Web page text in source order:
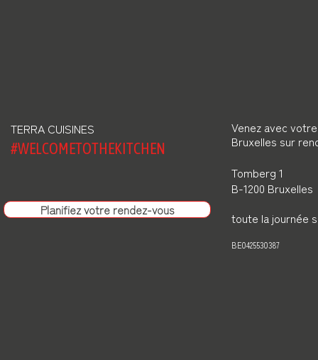
TERRA CUISINES
#WELCOMETOTHEKITCHEN
Planifiez votre rendez-vous
Venez avec
Bruxelles sur
Tomberg 1
B-1200 Bruxelles
toute la journée
BE0425530387